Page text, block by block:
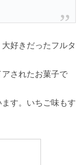
好きだったフルタ
されたお菓子で
す。いちご味もす